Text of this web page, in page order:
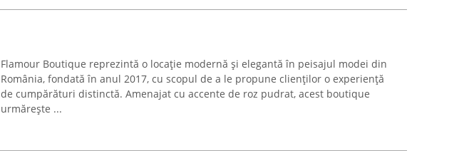
Flamour Boutique reprezintă o locație modernă și elegantă în peisajul modei din
România, fondată în anul 2017, cu scopul de a le propune clienților o experiență
de cumpărături distinctă. Amenajat cu accente de roz pudrat, acest boutique
urmărește ...